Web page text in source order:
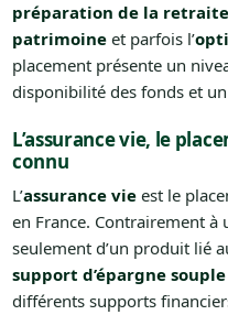
préparation de la retraite
patrimoineet parfois l’
placement présente un
disponibilité des fonds et
L’assurance vie, le
connu
L’assurance vieest le
en France. Contrairement à
seulement d’un produit lié
support d’épargne souple
différents supports